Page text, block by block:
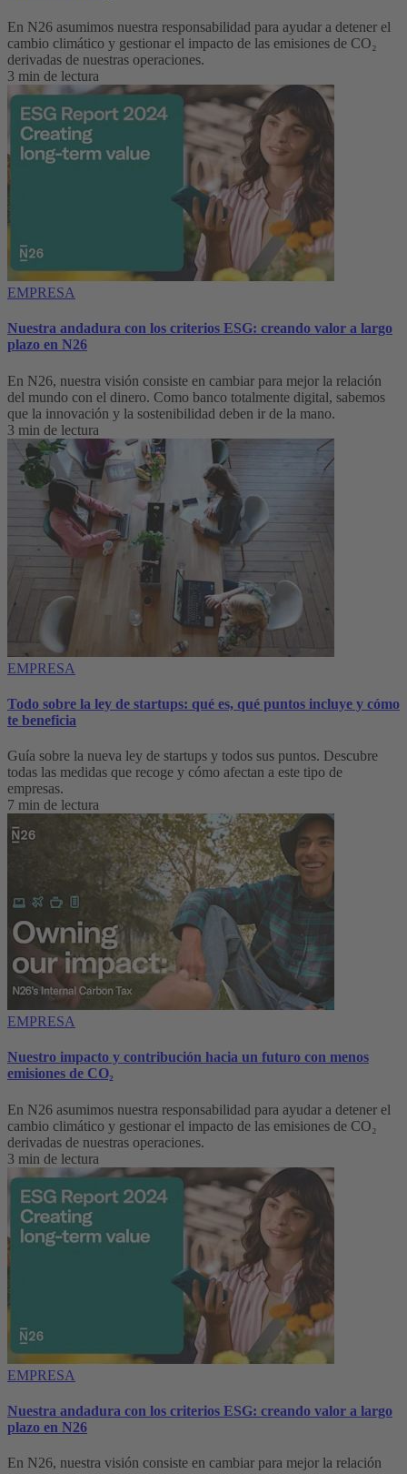
En N26 asumimos nuestra responsabilidad para ayudar a detener el
cambio climático y gestionar el impacto de las emisiones de CO₂
derivadas de nuestras operaciones.
3 min de lectura
EMPRESA
Nuestra andadura con los criterios ESG: creando valor a largo
plazo en N26
En N26, nuestra visión consiste en cambiar para mejor la relación
del mundo con el dinero. Como banco totalmente digital, sabemos
que la innovación y la sostenibilidad deben ir de la mano.
3 min de lectura
EMPRESA
Todo sobre la ley de startups: qué es, qué puntos incluye y cómo
te beneficia
Guía sobre la nueva ley de startups y todos sus puntos. Descubre
todas las medidas que recoge y cómo afectan a este tipo de
empresas.
7 min de lectura
EMPRESA
Nuestro impacto y contribución hacia un futuro con menos
emisiones de CO₂
En N26 asumimos nuestra responsabilidad para ayudar a detener el
cambio climático y gestionar el impacto de las emisiones de CO₂
derivadas de nuestras operaciones.
3 min de lectura
EMPRESA
Nuestra andadura con los criterios ESG: creando valor a largo
plazo en N26
En N26, nuestra visión consiste en cambiar para mejor la relación